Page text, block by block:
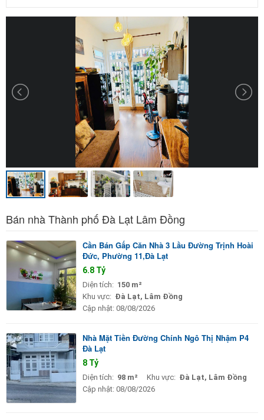
Bán nhà Thành phố Đà Lạt Lâm Đồng
Cần Bán Gấp Căn Nhà 3 Lầu Đường Trịnh Hoài
Đức, Phường 11,Đà Lạt
6.8 Tỷ
Diện tích: 150 m²
Khu vực: Đà Lạt, Lâm Đồng
Cập nhật: 08/08/2026
Nhà Mặt Tiền Đường Chính Ngô Thị Nhậm P4
Đà Lạt
8 Tỷ
Diện tích: 98 m² Khu vực: Đà Lạt, Lâm Đồng
Cập nhật: 08/08/2026